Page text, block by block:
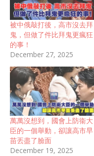
被中俄敲打後，高市沒去拜
鬼，但做了件比拜鬼更瘋狂
的事！
December 27, 2025
萬萬沒想到，國會上防衞大
臣的一個舉動，卻讓高市早
苗丟盡了臉面
December 19, 2025